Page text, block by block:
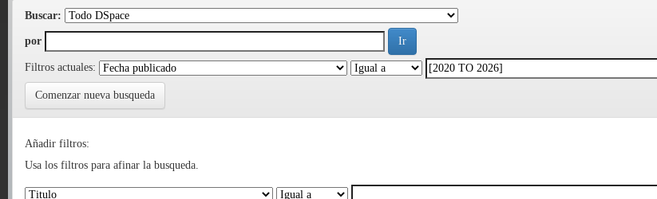
Buscar:
por
Filtros actuales:
Comenzar nueva busqueda
Añadir filtros:
Usa los filtros para afinar la busqueda.